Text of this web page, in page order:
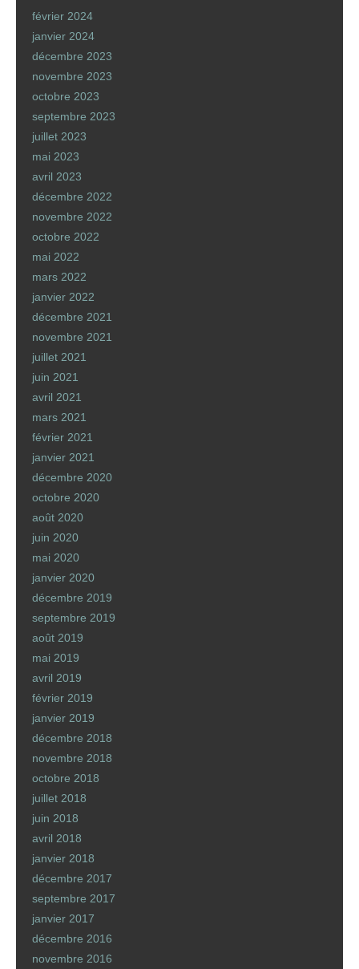
février 2024
janvier 2024
décembre 2023
novembre 2023
octobre 2023
septembre 2023
juillet 2023
mai 2023
avril 2023
décembre 2022
novembre 2022
octobre 2022
mai 2022
mars 2022
janvier 2022
décembre 2021
novembre 2021
juillet 2021
juin 2021
avril 2021
mars 2021
février 2021
janvier 2021
décembre 2020
octobre 2020
août 2020
juin 2020
mai 2020
janvier 2020
décembre 2019
septembre 2019
août 2019
mai 2019
avril 2019
février 2019
janvier 2019
décembre 2018
novembre 2018
octobre 2018
juillet 2018
juin 2018
avril 2018
janvier 2018
décembre 2017
septembre 2017
janvier 2017
décembre 2016
novembre 2016